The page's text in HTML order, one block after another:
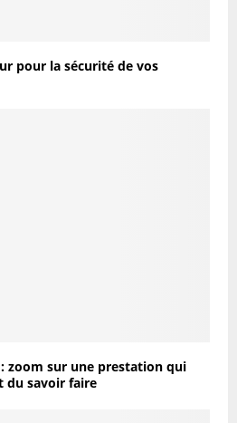
pour la sécurité de vos
zoom sur une prestation qui
du savoir faire